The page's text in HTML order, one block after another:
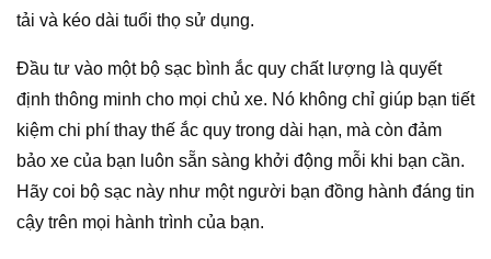
tải và kéo dài tuổi thọ sử dụng.
Đầu tư vào một bộ sạc bình ắc quy chất lượng là quyết
định thông minh cho mọi chủ xe. Nó không chỉ giúp bạn tiết
kiệm chi phí thay thế ắc quy trong dài hạn, mà còn đảm
bảo xe của bạn luôn sẵn sàng khởi động mỗi khi bạn cần.
Hãy coi bộ sạc này như một người bạn đồng hành đáng tin
cậy trên mọi hành trình của bạn.